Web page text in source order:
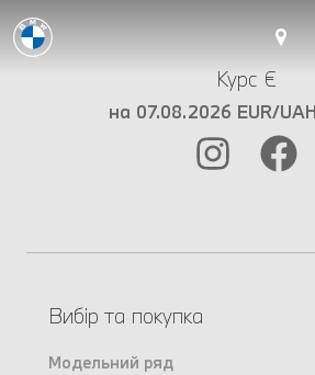
Курс €
на 07.08.2026 EUR/
Вибір та покупка
Модельний ряд